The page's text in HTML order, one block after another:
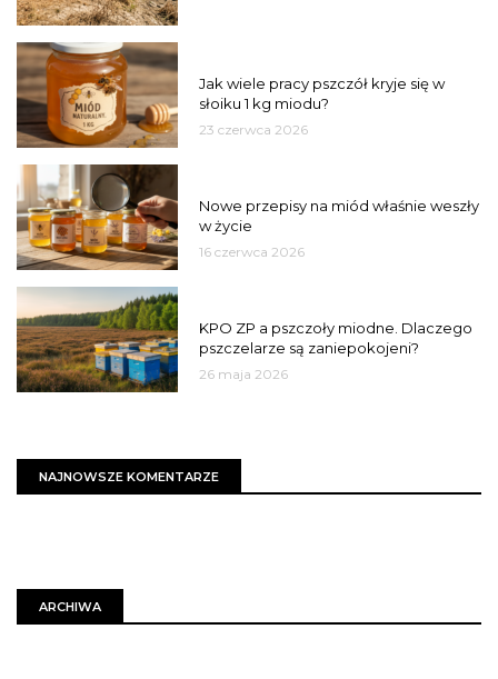
Jak wiele pracy pszczół kryje się w
słoiku 1 kg miodu?
23 czerwca 2026
Nowe przepisy na miód właśnie weszły
w życie
16 czerwca 2026
KPO ZP a pszczoły miodne. Dlaczego
pszczelarze są zaniepokojeni?
26 maja 2026
NAJNOWSZE KOMENTARZE
ARCHIWA